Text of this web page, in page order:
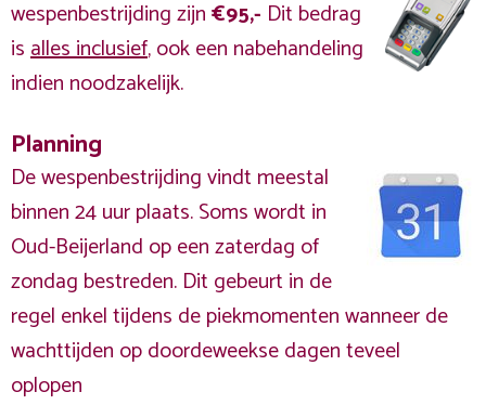
wespenbestrijding zijn€95,- Dit bedrag
isalles inclusief, ook een nabehandeling
indien noodzakelijk.
Planning
De wespenbestrijding vindt meestal
binnen 24 uur plaats. Soms wordt in
Oud-Beijerland op een zaterdag of
zondag bestreden. Dit gebeurt in de
regel enkel tijdens de piekmomenten wanneer de
wachttijden op doordeweekse dagen teveel
oplopen